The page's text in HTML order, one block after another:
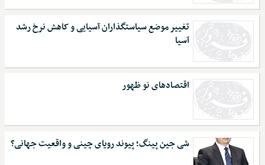
تغییر موضع سیاستگذاران آسیایی و کاهش نرخ رشد
آسیا
اقتصاد‌های نو ظهور
شی جین پینگ؛ پیوند رویای چینی و واقعیت جهانی؟